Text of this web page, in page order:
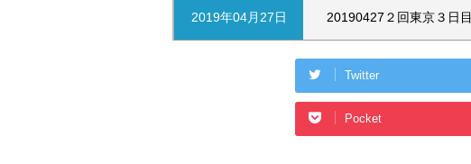
2019年04月27日 20190427２回東京３日目
Twitter
Pocket